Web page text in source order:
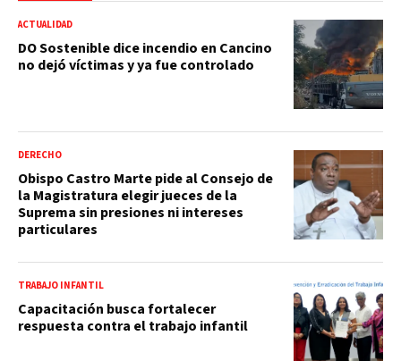
ACTUALIDAD
DO Sostenible dice incendio en Cancino
no dejó víctimas y ya fue controlado
DERECHO
Obispo Castro Marte pide al Consejo de
la Magistratura elegir jueces de la
Suprema sin presiones ni intereses
particulares
TRABAJO INFANTIL
Capacitación busca fortalecer
respuesta contra el trabajo infantil